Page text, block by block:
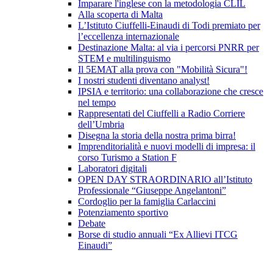
Imparare l'inglese con la metodologia CLIL
Alla scoperta di Malta
L’Istituto Ciuffelli-Einaudi di Todi premiato per
l’eccellenza internazionale
Destinazione Malta: al via i percorsi PNRR per
STEM e multilinguismo
Il 5EMAT alla prova con "Mobilità Sicura"!
I nostri studenti diventano analyst!
IPSIA e territorio: una collaborazione che cresce
nel tempo
Rappresentati del Ciuffelli a Radio Corriere
dell’Umbria
Disegna la storia della nostra prima birra!
Imprenditorialità e nuovi modelli di impresa: il
corso Turismo a Station F
Laboratori digitali
OPEN DAY STRAORDINARIO all’Istituto
Professionale “Giuseppe Angelantoni”
Cordoglio per la famiglia Carlaccini
Potenziamento sportivo
Debate
Borse di studio annuali “Ex Allievi ITCG
Einaudi”